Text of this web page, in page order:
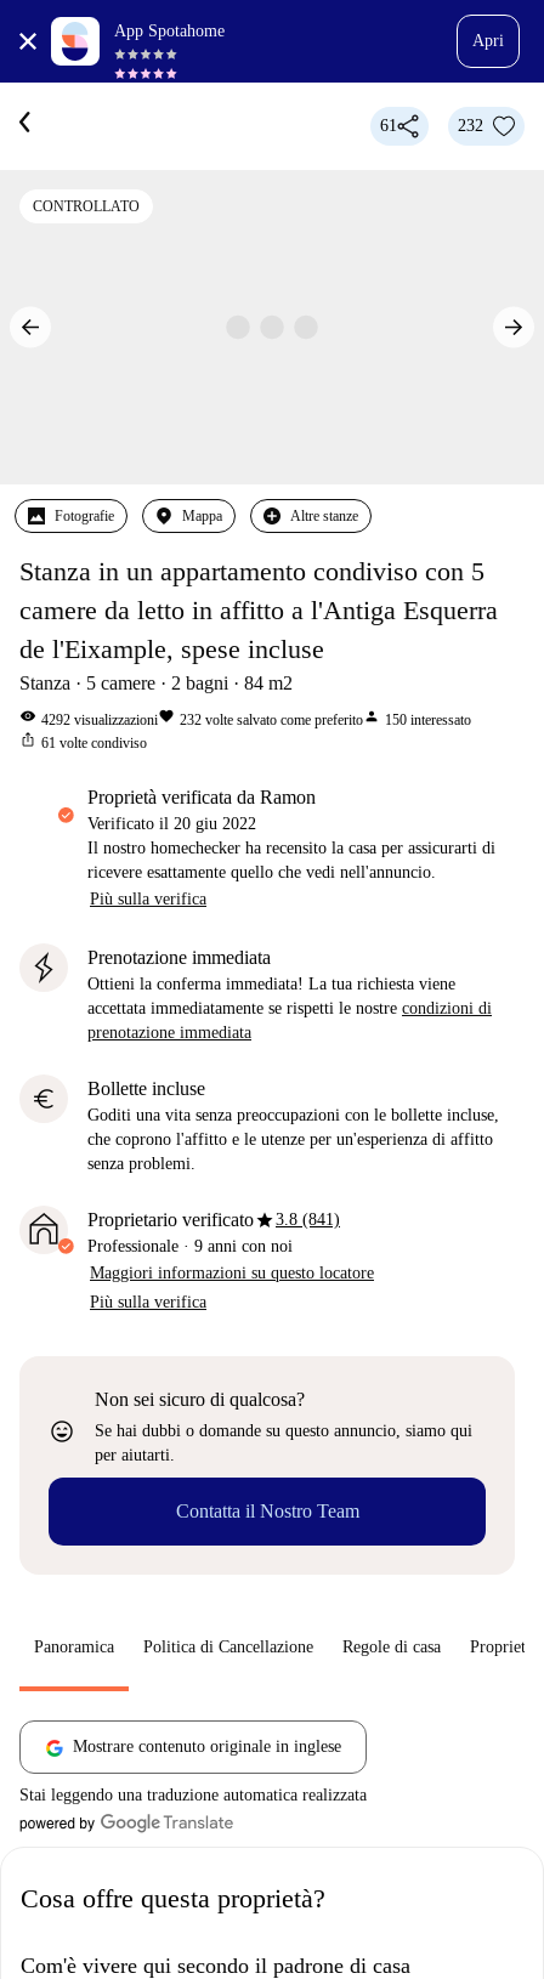
App Spotahome
Apri
61 232
CONTROLLATO
Fotografie Mappa Altre stanze
Stanza in un appartamento condiviso con 5
camere da letto in affitto a l'Antiga Esquerra
de l'Eixample, spese incluse
Stanza 5 camere 2 bagni 84 m2
visibility 4292 visualizzazionifavorite 232 volte salvato come preferitoperson 150 interessato
ios_share 61 volte condiviso
proprietà verificata da Ramon
Verificato il 20 giu 2022
Il nostro homechecker ha recensito la casa per assicurarti di
ricevere esattamente quello che vedi nell'annuncio.
Più sulla verifica
Prenotazione immediata
Ottieni la conferma immediata! La tua richiesta viene
accettata immediatamente se rispetti le nostre condizioni di
prenotazione immediata
euro Bollette incluse
Goditi una vita senza preoccupazioni con le bollette incluse,
che coprono l'affitto e le utenze per un'esperienza di affitto
senza problemi.
Proprietario verificatostar3.8 (841)
Professionale · 9 anni con noi
Maggiori informazioni su questo locatore
Più sulla verifica
sentiment_very_satisfied
Non sei sicuro di qualcosa?
Se hai dubbi o domande su questo annuncio, siamo qui
per aiutarti.
Contatta il Nostro Team
Panoramica Politica di Cancellazione Regole di casa
Mostrare contenuto originale in inglese
Stai leggendo una traduzione automatica realizzata
Cosa offre questa proprietà?
Com'è vivere qui secondo il padrone di casa